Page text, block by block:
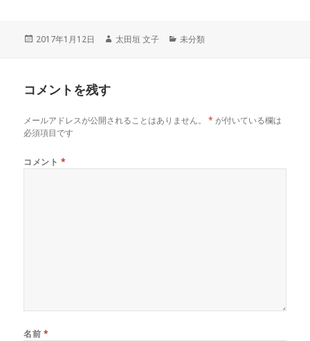
投
2017年1月12日
作
太田垣 文子
カ
未分類
コメントを残す
メールアドレスが公開されることはありません。 * が付いている欄は
必須項目です
コメント *
名前 *